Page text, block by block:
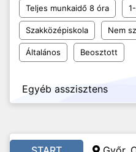
Teljes munkaidő 8 óra
Szakközépiskola Nem
Általános Beosztott
Egyéb asszisztens